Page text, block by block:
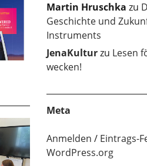
Martin Hruschka zu
Geschichte und
Instruments
JenaKulturzu Lesen
wecken!
Meta
Anmelden Eintrags-
WordPress.org